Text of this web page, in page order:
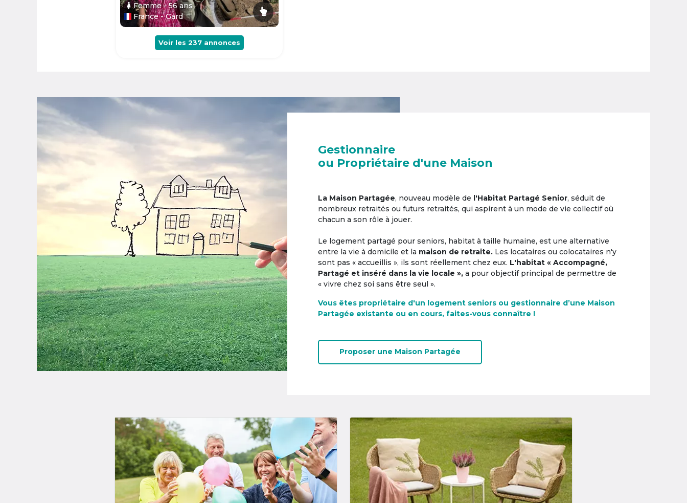
Femme- 56ans
France - Gard
Voir les 237 annonces
Gestionnaire
ou Propriétaire d'une Maison
La Maison Partagée, nouveau modèle de l'Habitat Partagé Senior, séduit de
nombreux retraités ou futurs retraités, qui aspirent à un mode de vie collectif où
chacun a son rôle à jouer.
Le logement partagé pour seniors, habitat à taille humaine, est une alternative
entre la vie à domicile et la maison de retraite. Les locataires ou colocataires n'y
sont pas « accueillis », ils sont réellement chez eux. L'habitat « Accompagné,
Partagé et inséré dans la vie locale », a pour objectif principal de permettre de
« vivre chez soi sans être seul ».
Vous êtes propriétaire d'un logement seniors ou gestionnaire d’une Maison
Partagée existante ou en cours, faites-vous connaître !
Proposer une Maison Partagée